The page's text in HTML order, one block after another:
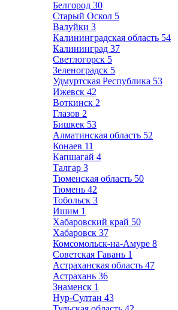
Белгород 30
Старый Оскол 5
Валуйки 3
Калининградская область 54
Калининград 37
Светлогорск 5
Зеленоградск 5
Удмуртская Республика 53
Ижевск 42
Воткинск 2
Глазов 2
Бишкек 53
Алматинская область 52
Конаев 11
Капшагай 4
Талгар 3
Тюменская область 50
Тюмень 42
Тобольск 3
Ишим 1
Хабаровский край 50
Хабаровск 37
Комсомольск-на-Амуре 8
Советская Гавань 1
Астраханская область 47
Астрахань 36
Знаменск 1
Нур-Султан 43